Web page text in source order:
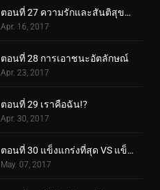
ตอนที่ 27 ความรักและสันติสุขแด่วิกเตอร์!
Apr. 16, 2017
ตอนที่ 28 การเอาชนะอัตลักษณ์
Apr. 23, 2017
ตอนที่ 29 เราคือฉัน!?
Apr. 30, 2017
ตอนที่ 30 แข็งแกร่งที่สุด VS แข็งแกร่งที่สุด!
May. 07, 2017